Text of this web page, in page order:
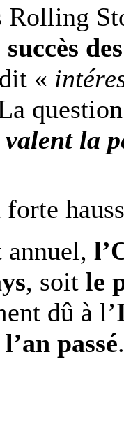
succès
«
la
annuel,
, soit le
dû à l’
passé.